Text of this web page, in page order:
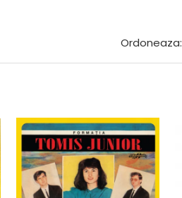
Ordoneaza: